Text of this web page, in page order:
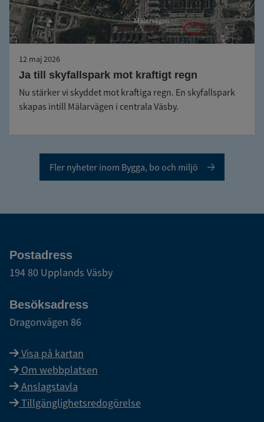
12 maj 2026
Ja till skyfallspark mot kraftigt regn
Nu stärker vi skyddet mot kraftiga regn. En skyfallspark
skapas intill Mälarvägen i centrala Väsby.
Fler nyheter inom Bygga, bo och miljö
Postadress
194 80 Upplands Väsby
Besöksadress
Dragonvägen 86
Visa på kartan
Om webbplatsen
Anslagstavla
Tillgänglighetsredogörelse